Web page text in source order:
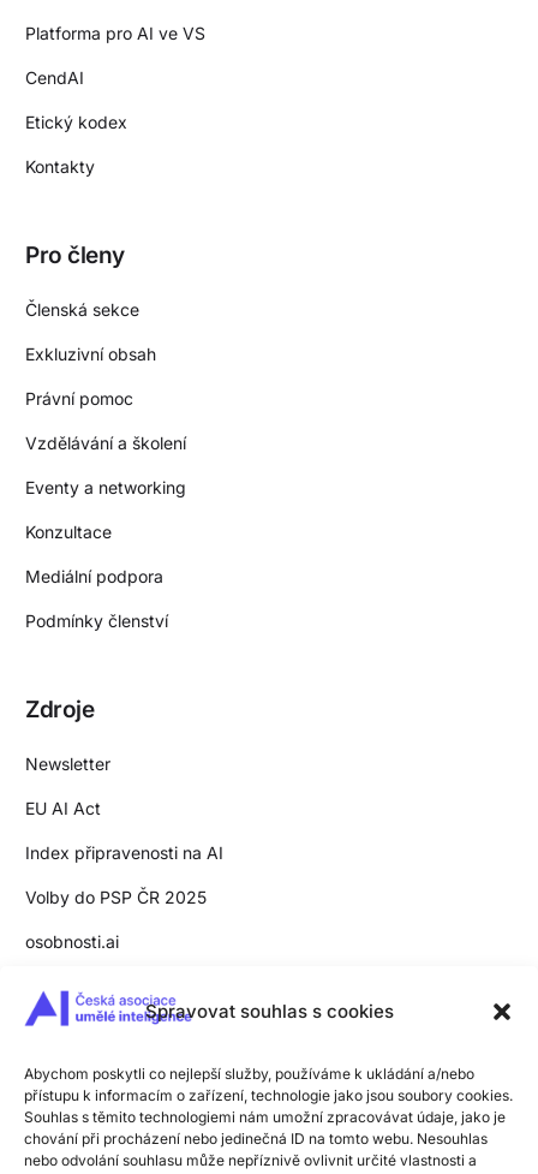
Spravovat souhlas s cookies
Abychom poskytli co nejlepší služby, používáme k ukládání a/nebo
přístupu k informacím o zařízení, technologie jako jsou soubory cookies.
Souhlas s těmito technologiemi nám umožní zpracovávat údaje, jako je
chování při procházení nebo jedinečná ID na tomto webu. Nesouhlas
nebo odvolání souhlasu může nepříznivě ovlivnit určité vlastnosti a
Platforma pro AI ve VS
CendAI
Etický kodex
Kontakty
Pro členy
Členská sekce
Exkluzivní obsah
Právní pomoc
Vzdělávání a školení
Eventy a networking
Konzultace
Mediální podpora
Podmínky členství
Zdroje
Newsletter
EU AI Act
Index připravenosti na AI
Volby do PSP ČR 2025
osobnosti.ai
Slovník pojmů
Pro média
Zpracování osobních údajů
Zásady užívání cookies